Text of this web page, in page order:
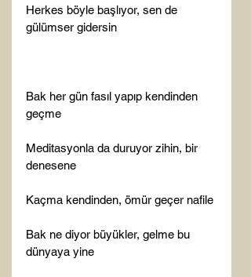
Herkes böyle başlıyor, sen de
gülümser gidersin
Bak her gün fasıl yapıp kendinden
geçme
Meditasyonla da duruyor zihin, bir
denesene
Kaçma kendinden, ömür geçer nafile
Bak ne diyor büyükler, gelme bu
dünyaya yine